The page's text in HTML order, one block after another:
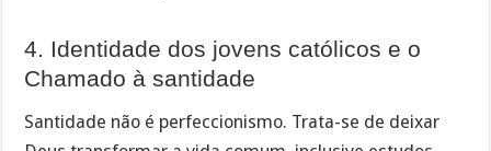
4. Identidade dos jovens católicos e o
Chamado à santidade
Santidade não é perfeccionismo. Trata-se de deixar